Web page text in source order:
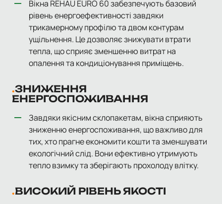
Вікна REHAU EURO 60 забезпечують базовий
рівень енергоефективності завдяки
трикамерному профілю та двом контурам
ущільнення. Це дозволяє знижувати втрати
тепла, що сприяє зменшенню витрат на
опалення та кондиціонування приміщень.
ЗНИЖЕННЯ
ЕНЕРГОСПОЖИВАННЯ
Завдяки якісним склопакетам, вікна сприяють
зниженню енергоспоживання, що важливо для
тих, хто прагне економити кошти та зменшувати
екологічний слід. Вони ефективно утримують
тепло взимку та зберігають прохолоду влітку.
ВИСОКИЙ РІВЕНЬ ЯКОСТІ